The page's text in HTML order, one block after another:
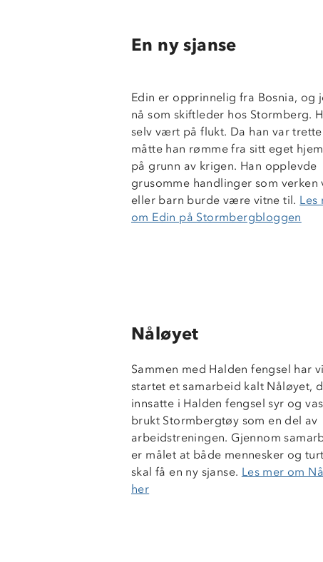
En ny sjanse
Edin er opprinnelig fra Bosnia, og
nå som skiftleder hos Stormberg.
selv vært på flukt. Da han var
måtte han rømme fra sitt eget
på grunn av krigen. Han opplevde
grusomme handlinger som verken
eller barn burde være vitne til. Les
om Edin på Stormbergbloggen
Nåløyet
Sammen med Halden fengsel har vi
startet et samarbeid kalt Nåløyet,
innsatte i Halden fengsel syr og
brukt Stormbergtøy som en del av
arbeidstreningen. Gjennom
er målet at både mennesker og
skal få en ny sjanse. Les mer om
her